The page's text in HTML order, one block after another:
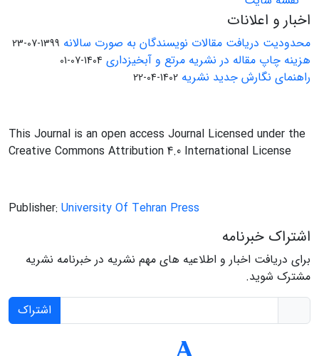
اخبار و اعلانات
محدودیت دریافت مقالات نویسندگان به صورت سالانه 1399-07-23
هزینه چاپ مقاله در نشریه مرتع و آبخیزداری 1404-07-01
راهنمای نگارش جدید نشریه 1402-04-22
This Journal is an open access Journal Licensed under the
Creative Commons Attribution 4.0 International License
Publisher: University Of Tehran Press
اشتراک خبرنامه
برای دریافت اخبار و اطلاعیه های مهم نشریه در خبرنامه نشریه
مشترک شوید.
اشتراک